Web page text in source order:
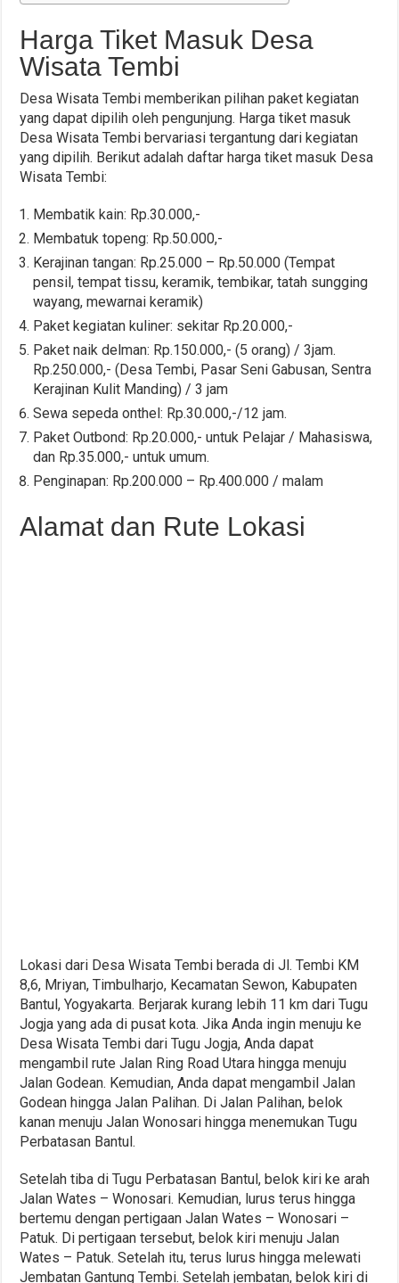
Harga Tiket Masuk Desa
Wisata Tembi
Desa Wisata Tembi memberikan pilihan paket kegiatan
yang dapat dipilih oleh pengunjung. Harga tiket masuk
Desa Wisata Tembi bervariasi tergantung dari kegiatan
yang dipilih. Berikut adalah daftar harga tiket masuk Desa
Wisata Tembi:
Membatik kain: Rp.30.000,-
Membatuk topeng: Rp.50.000,-
Kerajinan tangan: Rp.25.000 – Rp.50.000 (Tempat
pensil, tempat tissu, keramik, tembikar, tatah sungging
wayang, mewarnai keramik)
Paket kegiatan kuliner: sekitar Rp.20.000,-
Paket naik delman: Rp.150.000,- (5 orang) / 3jam.
Rp.250.000,- (Desa Tembi, Pasar Seni Gabusan, Sentra
Kerajinan Kulit Manding) / 3 jam
Sewa sepeda onthel: Rp.30.000,-/12 jam.
Paket Outbond: Rp.20.000,- untuk Pelajar / Mahasiswa,
dan Rp.35.000,- untuk umum.
Penginapan: Rp.200.000 – Rp.400.000 / malam
Alamat dan Rute Lokasi
Lokasi dari Desa Wisata Tembi berada di Jl. Tembi KM
8,6, Mriyan, Timbulharjo, Kecamatan Sewon, Kabupaten
Bantul, Yogyakarta. Berjarak kurang lebih 11 km dari Tugu
Jogja yang ada di pusat kota. Jika Anda ingin menuju ke
Desa Wisata Tembi dari Tugu Jogja, Anda dapat
mengambil rute Jalan Ring Road Utara hingga menuju
Jalan Godean. Kemudian, Anda dapat mengambil Jalan
Godean hingga Jalan Palihan. Di Jalan Palihan, belok
kanan menuju Jalan Wonosari hingga menemukan Tugu
Perbatasan Bantul.
Setelah tiba di Tugu Perbatasan Bantul, belok kiri ke arah
Jalan Wates – Wonosari. Kemudian, lurus terus hingga
bertemu dengan pertigaan Jalan Wates – Wonosari –
Patuk. Di pertigaan tersebut, belok kiri menuju Jalan
Wates – Patuk. Setelah itu, terus lurus hingga melewati
Jembatan Gantung Tembi. Setelah jembatan, belok kiri di